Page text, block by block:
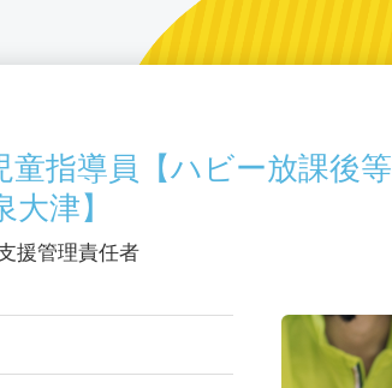
童指導員【ハビー放課後等
津】
援管理責任者